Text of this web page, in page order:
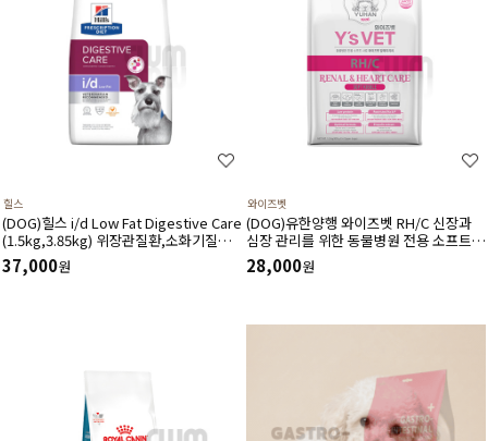
힐스
(DOG)힐스 i/d Low Fat Digestive Care
(1.5kg,3.85kg) 위장관질환,소화기질환,
췌장염-처방식,처방사료
37,000원
와이즈벳
(DOG)유한양행 와이즈벳 RH/C 신장과
심장 관리를 위한 동물병원 전용 소프트
사료(1.2kg) 저단백 저인 저나트륨 3저설
계 심장건강에 도움을 주는 기능성 성분
28,000원